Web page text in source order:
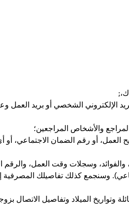
الإلكتروني الشخصي أو بريد العمل
والأشخاص المراجعين؛
العمل، أو رقم الضمان الاجتماعي، أو
وسجلات وقت العمل،
وسنجمع كذلك تفاصيلك
وتواريخ الميلاد وتفاصيل الاتصال